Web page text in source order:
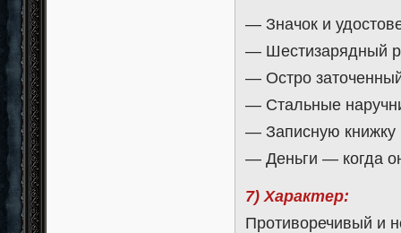
— Значок и
— Шестизарядный
— Остро
— Стальные
— Записную книжку
— Деньги — когда
7) Характер:
Противоречивый и